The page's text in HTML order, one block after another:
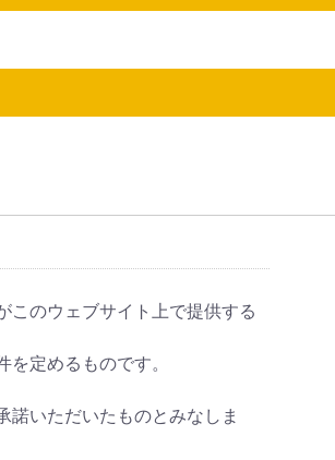
このウェブサイト上で提供する
定めるものです。
諾いただいたものとみなしま